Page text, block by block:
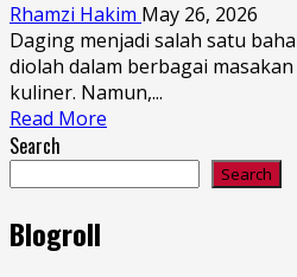
Rhamzi Hakim May 26, 2026
Daging menjadi salah satu
diolah dalam berbagai
kuliner. Namun,...
Read More
Search
Search
Blogroll